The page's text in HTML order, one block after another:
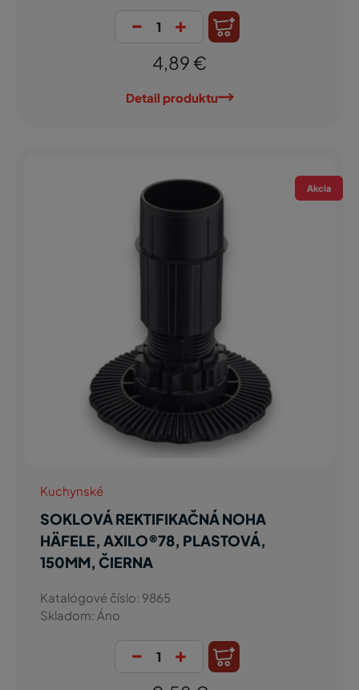
- +
4,89 €
Detail produktu
Akcia
Kuchynské
SOKLOVÁ REKTIFIKAČNÁ NOHA
HÄFELE, AXILO®78, PLASTOVÁ,
150MM, ČIERNA
Katalógové číslo: 9865
Skladom: Áno
- +